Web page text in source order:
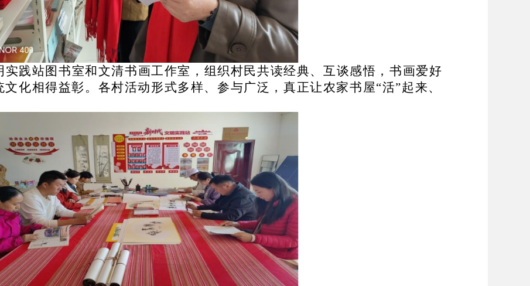
践站图书室和文清书画工作室，组织村民共读经典、互谈感悟，书画爱好
化相得益彰。各村活动形式多样、参与广泛，真正让农家书屋“活”起来、